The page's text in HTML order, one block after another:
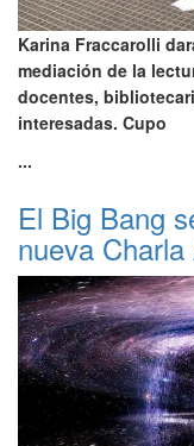
Karina Fraccarolli
mediación de la
docentes,
interesadas. Cupo
...
El Big Bang
nueva